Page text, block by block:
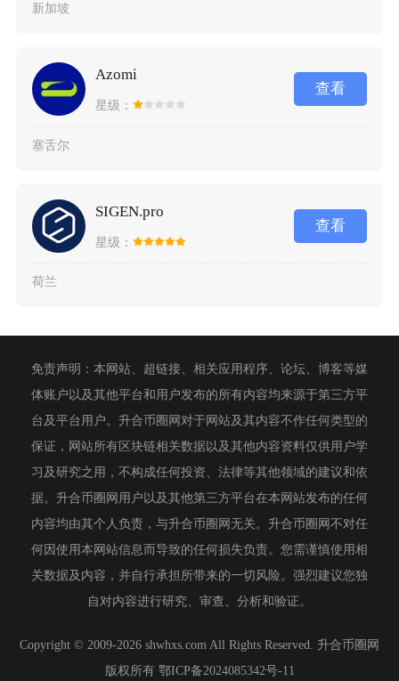
新加坡
Azomi
星级：
查看
塞舌尔
SIGEN.pro
星级：
查看
荷兰
免责声明：本网站、超链接、相关应用程序、论坛、博客等媒
体账户以及其他平台和用户发布的所有内容均来源于第三方平
台及平台用户。升合币圈网对于网站及其内容不作任何类型的
保证，网站所有区块链相关数据以及其他内容资料仅供用户学
习及研究之用，不构成任何投资、法律等其他领域的建议和依
据。升合币圈网用户以及其他第三方平台在本网站发布的任何
内容均由其个人负责，与升合币圈网无关。升合币圈网不对任
何因使用本网站信息而导致的任何损失负责。您需谨慎使用相
关数据及内容，并自行承担所带来的一切风险。强烈建议您独
自对内容进行研究、审查、分析和验证。
Copyright © 2009-2026 shwhxs.com All Rights Reserved. 升合币圈网
版权所有 鄂ICP备2024085342号-11